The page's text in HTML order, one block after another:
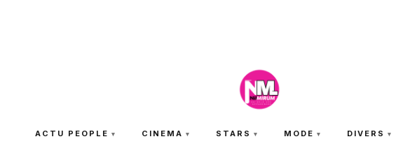
ACTU PEOPLE CINEMA STARS MODE DIVERS